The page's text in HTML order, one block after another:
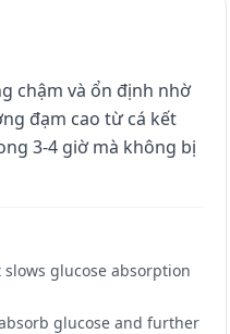
chậm và ổn định nhờ
đạm cao từ cá kết
3-4 giờ mà không bị
glucose absorption
glucose and further